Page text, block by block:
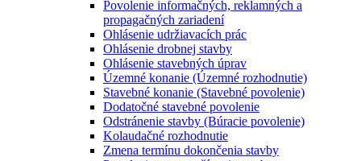
Povolenie informačných, reklamných a
propagačných zariadení
Ohlásenie udržiavacích prác
Ohlásenie drobnej stavby
Ohlásenie stavebných úprav
Územné konanie (Územné rozhodnutie)
Stavebné konanie (Stavebné povolenie)
Dodatočné stavebné povolenie
Odstránenie stavby (Búracie povolenie)
Kolaudačné rozhodnutie
Zmena termínu dokončenia stavby